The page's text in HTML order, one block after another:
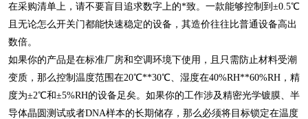
在采购清单上，请不要盲目追求数字上的*致。一款能够控制到±0.5℃
且无论怎么开关门都能快速稳定的设备，其造价往往比普通设备高出
数倍。
如果你的产品是在标准厂房和空调环境下使用，且只需防止材料受潮
变质，那么控制温度范围在20℃**30℃、湿度在40%RH**60%RH，精
度为±2℃和±5%RH的设备足矣。如果你的工作涉及精密光学镀膜、半
导体晶圆测试或者DNA样本的长期储存，那么必须将目标锁定在温度